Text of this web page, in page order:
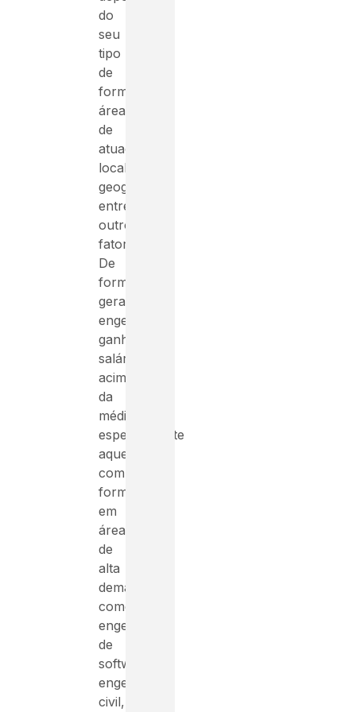
do
seu
tipo
de
formação,
área
de
atuação,
localização
geográfica,
entre
outros
fatores.
De
forma
geral,
engenheiros
ganham
salários
acima
da
média,
especialmente
aqueles
com
formação
em
áreas
de
alta
demanda,
como
engenharia
de
software,
engenharia
civil,